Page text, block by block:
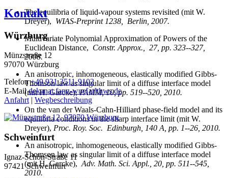
The equilibria of liquid-vapour systems revisited (mit W.
Dreyer), WIAS-Preprint 1238, Berlin, 2007.
Multivariate Polynomial Approximation of Powers of the
Euclidean Distance, Constr. Approx., 27, pp. 323--327,
2008.
An anisotropic, inhomogeneous, elastically modified Gibbs-
Thomson law as singular limit of a diffuse interface model
(mit H. Garcke),PAMM, 10, pp. 519--520, 2010.
On the van der Waals-Cahn-Hilliard phase-field model and its
equilibria conditions in the sharp interface limit (mit W.
Dreyer), Proc. Roy. Soc. Edinburgh, 140 A, pp. 1--26, 2010.
An anisotropic, inhomogeneous, elastically modified Gibbs-
Thomson law as singular limit of a diffuse interface model
(mit H. Garcke), Adv. Math. Sci. Appl., 20, pp. 511--545,
2010.
Kontakt
Würzburg
Münzstraße 12
97070 Würzburg
Telefon+49 931 3511-9102
E-Maildekanat.fang-wue[at]thws.de
Anfahrt | Wegbeschreibung
Schweinfurt
Ignaz-Schön-Straße 11
97421 Schweinfurt